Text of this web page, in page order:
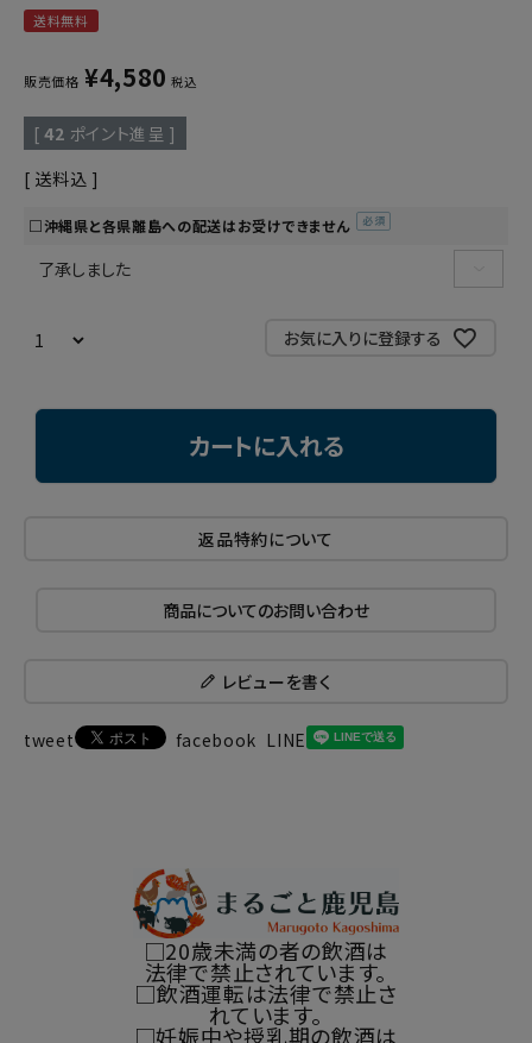
送料無料
販売価格 ¥4,580 税込
[ 42 ポイント進呈 ]
送料込
□沖縄県と各県離島への配送はお受けできません
お気に入りに登録する
カートに入れる
返品特約について
商品についてのお問い合わせ
レビューを書く
tweet facebook LINE
□20歳未満の者の飲酒は
法律で禁止されています。
□飲酒運転は法律で禁止さ
れています。
□妊娠中や授乳期の飲酒は